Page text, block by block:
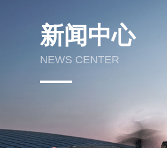
新闻中心
NEWS CENTER